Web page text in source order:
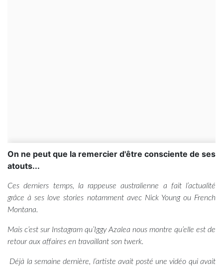
On ne peut que la remercier d'être consciente de ses
atouts...
Ces derniers temps, la rappeuse australienne a fait l’actualité
grâce à ses love stories notamment avec Nick Young ou French
Montana.
Mais c’est sur Instagram qu’Iggy Azalea nous montre qu’elle est de
retour aux affaires en travaillant son twerk.
Déjà la semaine dernière, l’artiste avait posté une vidéo qui avait